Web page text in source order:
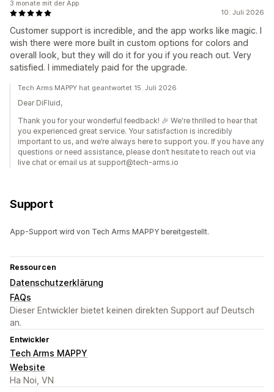
10. Juli 2026
Customer support is incredible, and the app works like magic. I
wish there were more built in custom options for colors and
overall look, but they will do it for you if you reach out. Very
satisfied. I immediately paid for the upgrade.
3 monate mit der App
Tech Arms MAPPY hat geantwortet 15. Juli 2026
Dear DiFluid,
Thank you for your wonderful feedback! 🎉 We're thrilled to hear that
you experienced great service. Your satisfaction is incredibly
important to us, and we’re always here to support you. If you have any
questions or need assistance, please don’t hesitate to reach out via
live chat or email us at support@tech-arms.io
Support
App-Support wird von Tech Arms MAPPY bereitgestellt.
Ressourcen
Datenschutzerklärung
FAQs
Dieser Entwickler bietet keinen direkten Support auf Deutsch
an.
Entwickler
Tech Arms MAPPY
Website
Ha Noi, VN